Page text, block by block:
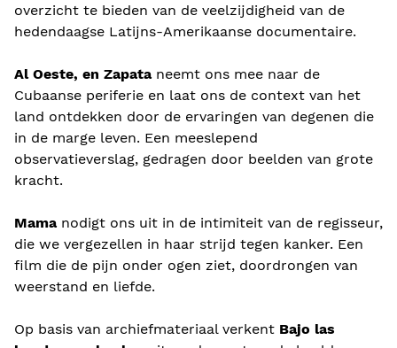
overzicht te bieden van de veelzijdigheid van de
hedendaagse Latijns-Amerikaanse documentaire.
Al Oeste, en Zapataneemt ons mee naar de
Cubaanse periferie en laat ons de context van het
land ontdekken door de ervaringen van degenen die
in de marge leven. Een meeslepend
observatieverslag, gedragen door beelden van grote
kracht.
Mamanodigt ons uit in de intimiteit van de regisseur,
die we vergezellen in haar strijd tegen kanker. Een
film die de pijn onder ogen ziet, doordrongen van
weerstand en liefde.
Op basis van archiefmateriaal verkent Bajo las